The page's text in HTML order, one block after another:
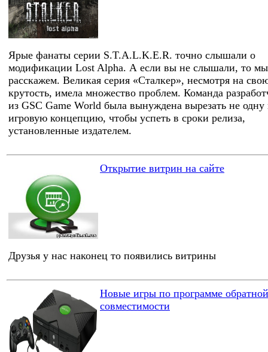
Ярые фанаты серии S.T.A.L.K.E.R. точно слышали о
модификации Lost Alpha. А если вы не слышали, то мы
расскажем. Великая серия «Сталкер», несмотря на
крутость, имела множество проблем. Команда
из GSC Game World была вынуждена вырезать не
игровую концепцию, чтобы успеть в сроки релиза,
установленные издателем.
Открытие витрин на сайте
Друзья у нас наконец то появились витрины
Новые игры по программе обратной
совместимости